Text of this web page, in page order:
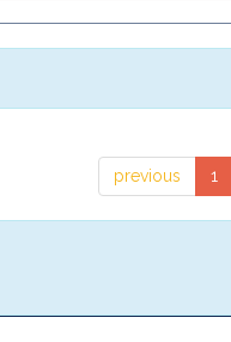
previous 1